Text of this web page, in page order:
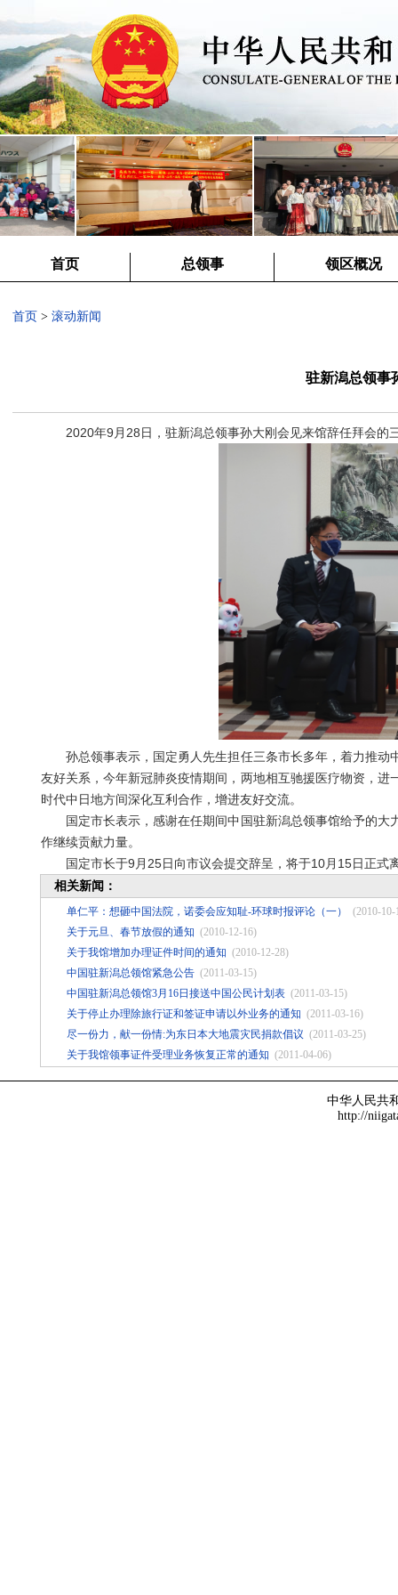
首页 总领事 领区概况
首页 > 滚动新闻
驻新潟总领事
2020年9月28日，驻新潟总领事孙大刚会见来馆辞任拜会的
孙总领事表示，国定勇人先生担任三条市长多年，着力推动
友好关系，今年新冠肺炎疫情期间，两地相互驰援医疗物资，
时代中日地方间深化互利合作，增进友好交流。
国定市长表示，感谢在任期间中国驻新潟总领事馆给予的大
作继续贡献力量。
国定市长于9月25日向市议会提交辞呈，将于10月15日正式
相关新闻：
单仁平：想砸中国法院，诺委会应知耻-环球时报评论（一）
(2010-10-
关于元旦、春节放假的通知 (2010-12-16)
关于我馆增加办理证件时间的通知 (2010-12-28)
中国驻新潟总领馆紧急公告 (2011-03-15)
中国驻新潟总领馆3月16日接送中国公民计划表 (2011-03-15)
关于停止办理除旅行证和签证申请以外业务的通知 (2011-03-16)
尽一份力，献一份情:为东日本大地震灾民捐款倡议 (2011-03-25)
关于我馆领事证件受理业务恢复正常的通知 (2011-04-06)
中华人民共
http://